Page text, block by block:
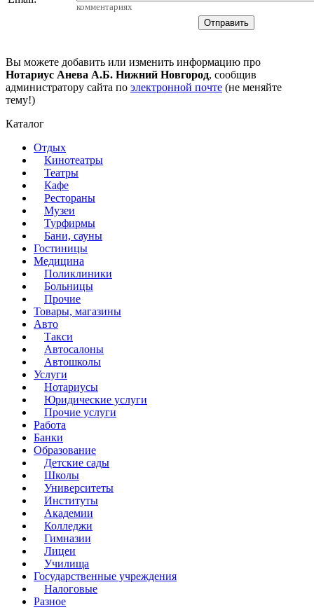
комментариях
Вы можете добавить или изменить информацию про
Нотариус Анева А.Б. Нижний Новгород, сообщив
администратору сайта по электронной почте (не меняйте
тему!)
Каталог
Отдых
Кинотеатры
Театры
Кафе
Рестораны
Музеи
Турфирмы
Бани, сауны
Гостиницы
Медицина
Поликлиники
Больницы
Прочие
Товары, магазины
Авто
Такси
Автосалоны
Автошколы
Услуги
Нотариусы
Юридические услуги
Прочие услуги
Работа
Банки
Образование
Детские сады
Школы
Университеты
Институты
Академии
Колледжи
Гимназии
Лицеи
Училища
Государственные учреждения
Налоговые
Разное